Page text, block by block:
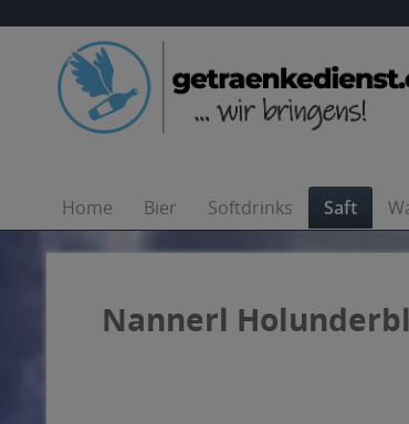
Home Bier Softdrinks Saft
Nannerl